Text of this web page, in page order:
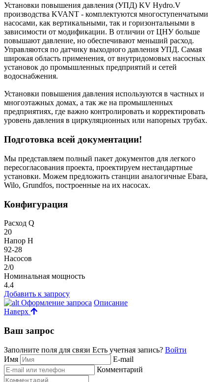
Установки повышения давления (УПД) KV Hydro.V
производства KVANT - комплектуются многоступенчатыми
насосами, как вертикальными, так и горизонтальными в
зависимости от модификации. В отличии от ЦНУ больше
повышают давление, но обеспечивают меньший расход.
Управляются по датчику выходного давления УПД. Самая
широкая область применения, от внутридомовых насосных
установок до промышленных предприятий и сетей
водоснабжения.
Установки повышения давления используются в частных и
многоэтажных домах, а так же на промышленных
предприятиях, где важно контролировать и корректировать
уровень давления в циркуляционных или напорных трубах.
Подготовка всей документации!
Мы представляем полный пакет документов для легкого
пересогласования проекта, проектируем нестандартные
установки. Можем предложить станции аналогичные Ebara,
Wilo, Grundfos, построенные на их насосах.
Конфигурация
Расход Q
20
Напор H
92-28
Насосов
2/0
Номинальная мощность
4.4
Добавить к запросу
Оформление запроса Описание
Наверх
Ваш запрос
Заполните поля для связи Есть учетная запись? Войти
Имя
E-mail
Комментарий